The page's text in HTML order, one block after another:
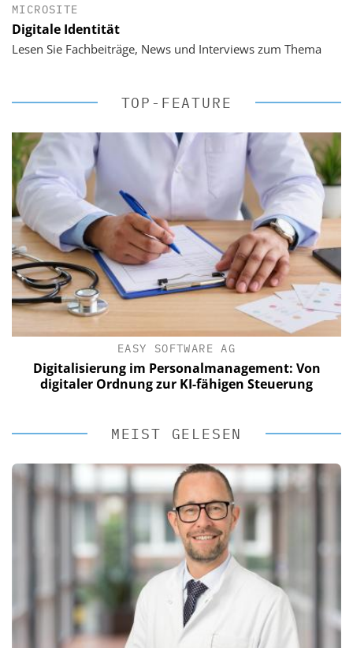
MICROSITE
Digitale Identität
Lesen Sie Fachbeiträge, News und Interviews zum Thema
TOP-FEATURE
EASY SOFTWARE AG
Digitalisierung im Personalmanagement: Von
digitaler Ordnung zur KI-fähigen Steuerung
MEIST GELESEN